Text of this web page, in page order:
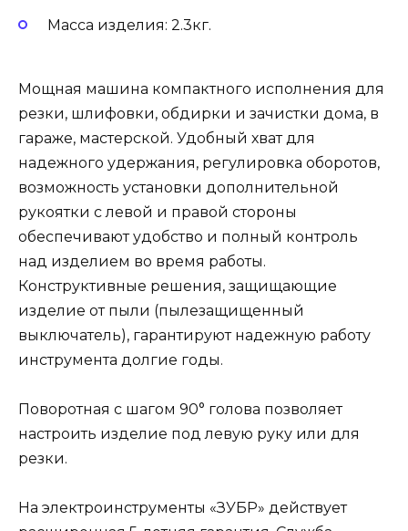
Масса изделия: 2.3кг.
Мощная машина компактного исполнения для
резки, шлифовки, обдирки и зачистки дома, в
гараже, мастерской. Удобный хват для
надежного удержания, регулировка оборотов,
возможность установки дополнительной
рукоятки с левой и правой стороны
обеспечивают удобство и полный контроль
над изделием во время работы.
Конструктивные решения, защищающие
изделие от пыли (пылезащищенный
выключатель), гарантируют надежную работу
инструмента долгие годы.
Поворотная с шагом 90° голова позволяет
настроить изделие под левую руку или для
резки.
На электроинструменты «ЗУБР» действует